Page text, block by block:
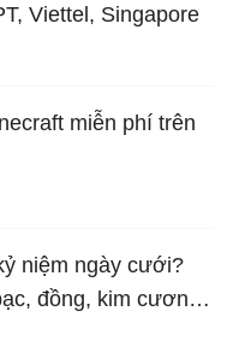
Viettel, Singapore
miễn phí trên
niệm ngày cưới?
đồng, kim cương